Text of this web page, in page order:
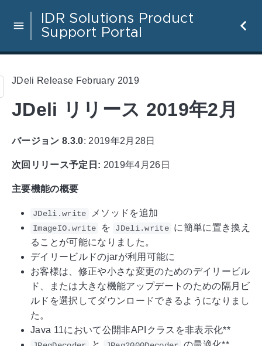
IDR Solutions Product
Support Portal
JDeli Release February 2019
JDeli リリース 2019年2月
バージョン 8.3.0: 2019年2月28日
次回リリース予定日: 2019年4月26日
主要機能の概要
JDeli.write メソッドを追加
ImageIO.write を JDeli.write に簡単に置き換え
ることが可能になりました。
デイリービルドのjarが利用可能に
お客様は、修正や小さな変更のためのデイリービル
ド、または大きな機能アップデートのための隔月ビ
ルドを選択してダウンロードできるようになりまし
た。
Java 11において公開非APIクラスを非表示化**